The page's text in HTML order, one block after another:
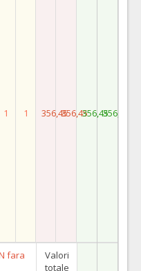
1 1 356,45356,45356,45356,45
fara
Valori
totale